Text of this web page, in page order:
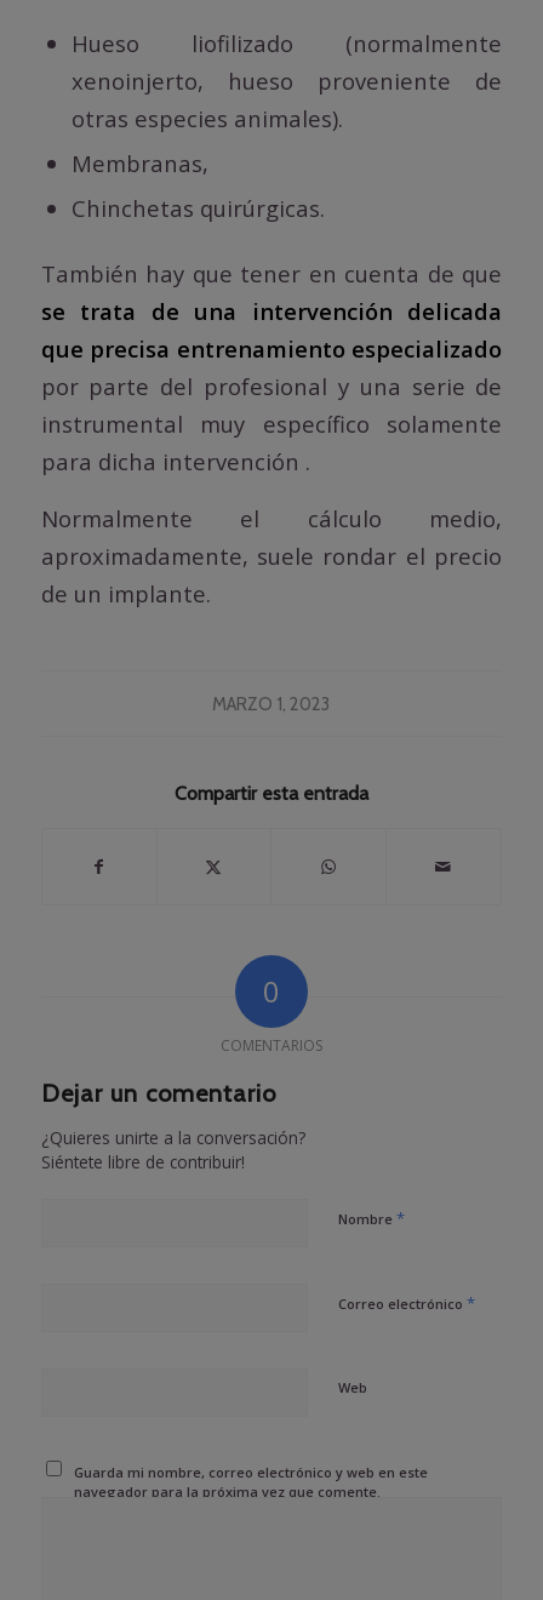
Hueso liofilizado (normalmente
xenoinjerto, hueso proveniente de
otras especies animales).
Membranas,
Chinchetas quirúrgicas.
También hay que tener en cuenta de que
se trata de una intervención delicada
que precisa entrenamiento especializado
por parte del profesional y una serie de
instrumental muy específico solamente
para dicha intervención .
Normalmente el cálculo medio,
aproximadamente, suele rondar el precio
de un implante.
MARZO 1, 2023
Compartir esta entrada
0
COMENTARIOS
Dejar un comentario
¿Quieres unirte a la conversación?
Siéntete libre de contribuir!
Nombre *
Correo electrónico *
Web
Guarda mi nombre, correo electrónico y web en este
navegador para la próxima vez que comente.